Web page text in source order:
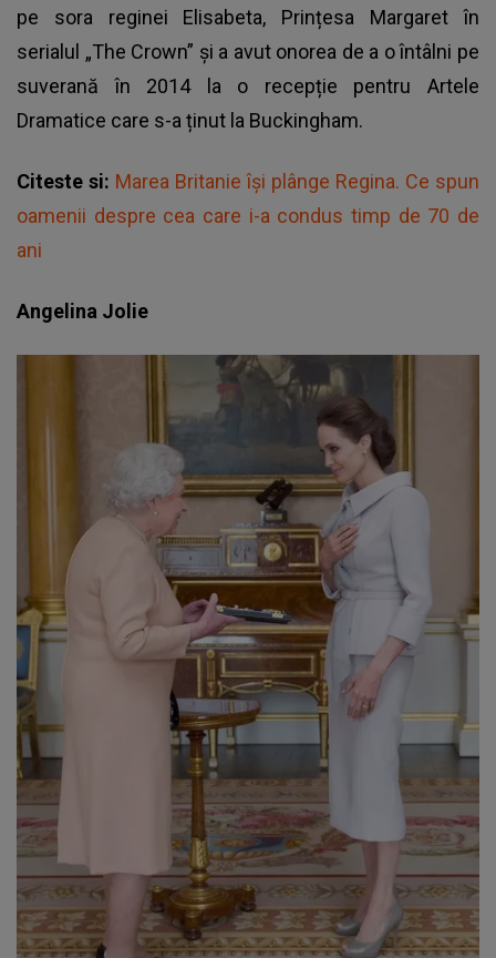
pe sora reginei Elisabeta, Prințesa Margaret în
serialul „The Crown” și a avut onorea de a o întâlni pe
suverană în 2014 la o recepție pentru Artele
Dramatice care s-a ținut la Buckingham.
Citeste si: Marea Britanie își plânge Regina. Ce spun
oamenii despre cea care i-a condus timp de 70 de
ani
Angelina Jolie